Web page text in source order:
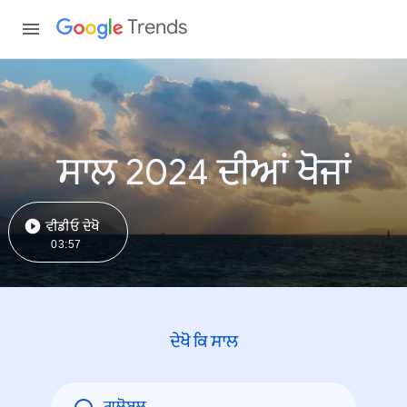
Trends
ਸਾਲ 2024 ਦੀਆਂ ਖੋਜਾਂ
ਵੀਡੀਓ ਦੇਖੋ
03:57
ਦੇਖੋ ਕਿ ਸਾਲ